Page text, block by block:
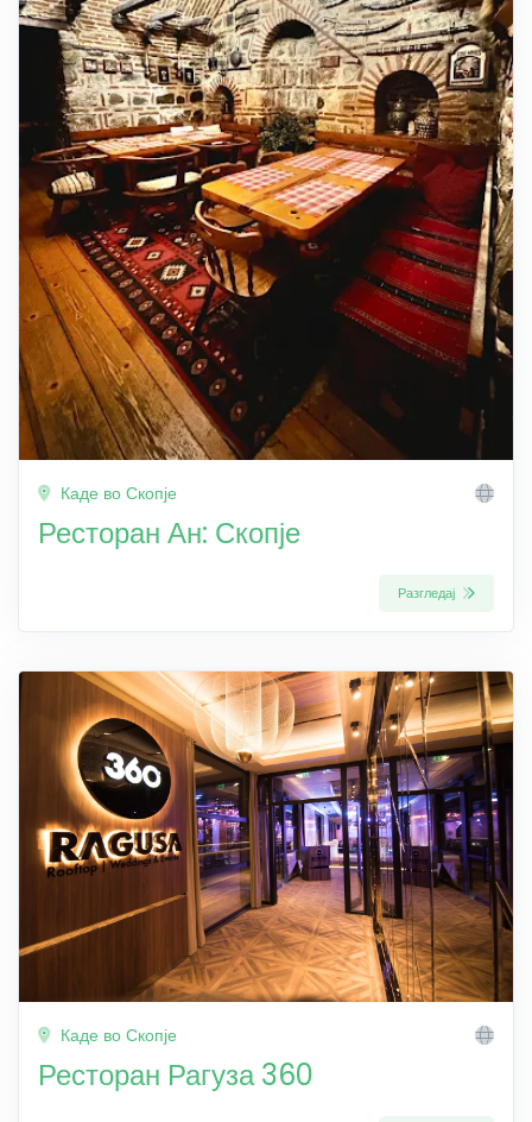
Каде во Скопје
Ресторан Ан: Скопје
Разгледај
Каде во Скопје
Ресторан Рагуза 360